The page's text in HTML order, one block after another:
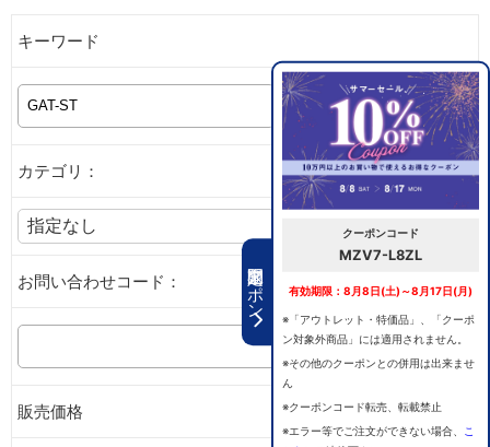
期間限定クーポン
クーポンコード
MZV7-L8ZL
有効期限：8月8日(土)～8月17日(月)
※「アウトレット・特価品」、「クーポ
ン対象外商品」には適用されません。
※その他のクーポンとの併用は出来ませ
ん
※クーポンコード転売、転載禁止
※エラー等でご注文ができない場合、
こ
キーワード
カテゴリ：
お問い合わせコード：
販売価格